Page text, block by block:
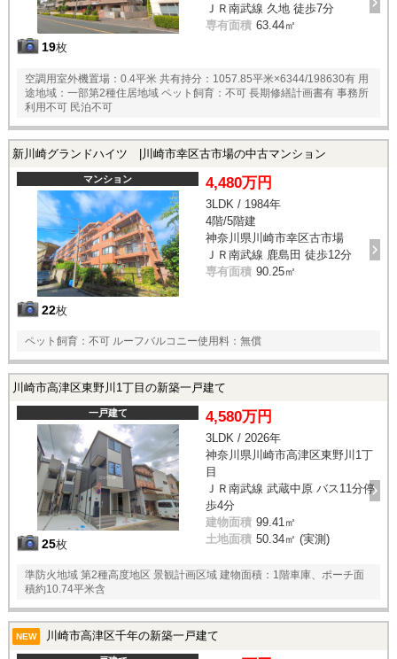
19枚
ＪＲ南武線 久地 徒歩7分
専有面積 63.44㎡
空調用室外機置場：0.4平米 共有持分：1057.85平米×6344/198630有 用
途地域：一部第2種住居地域 ペット飼育：不可 長期修繕計画書有 事務所
利用不可 民泊不可
新川崎グランドハイツ |川崎市幸区古市場の中古マンション
マンション
22枚
4,480万円
3LDK / 1984年
4階/5階建
神奈川県川崎市幸区古市場
ＪＲ南武線 鹿島田 徒歩12分
専有面積 90.25㎡
ペット飼育：不可 ルーフバルコニー使用料：無償
川崎市高津区東野川1丁目の新築一戸建て
一戸建て
25枚
4,580万円
3LDK / 2026年
神奈川県川崎市高津区東野川1丁
目
ＪＲ南武線 武蔵中原 バス11分停
歩4分
建物面積 99.41㎡
土地面積 50.34㎡ (実測)
準防火地域 第2種高度地区 景観計画区域 建物面積：1階車庫、ポーチ面
積約10.74平米含
NEW 川崎市高津区千年の新築一戸建て